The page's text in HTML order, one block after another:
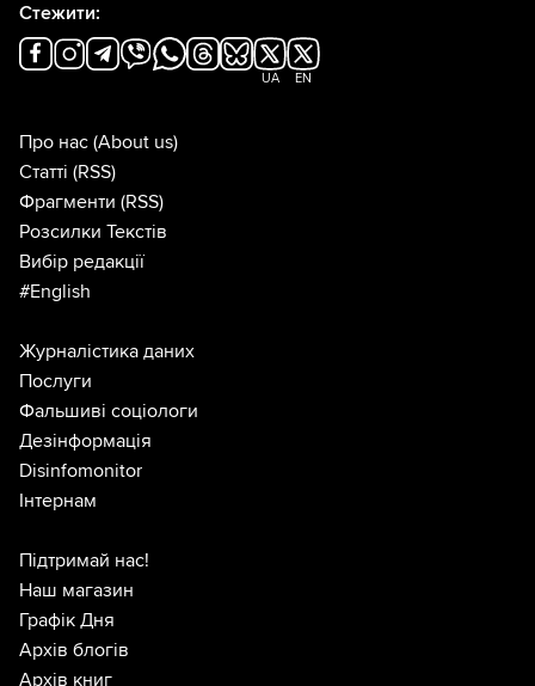
Стежити:
UA EN
Про нас (About us)
Статті (RSS)
Фрагменти (RSS)
Розсилки Текстів
Вибір редакції
#English
Журналістика даних
Послуги
Фальшиві соціологи
Дезінформація
Disinfomonitor
Інтернам
Підтримай нас!
Наш магазин
Графік Дня
Архів блогів
Архів книг